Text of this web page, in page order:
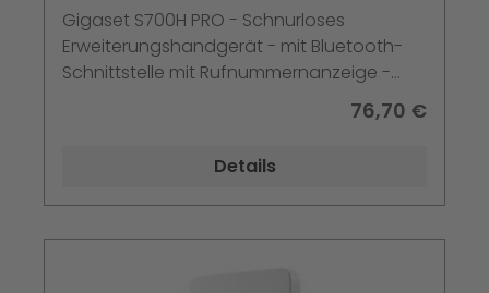
Gigaset S700H PRO - Schnurloses
Erweiterungshandgerät - mit Bluetooth-
Schnittstelle mit Rufnummernanzeige -
ECO DECT\GAP\CAT-iq - Anthrazit76,70 €
Details